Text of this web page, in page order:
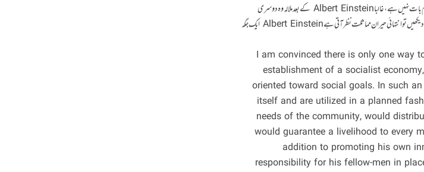
ملالہ یوسف زئی بلاشبہ عالمی سطح کی معروف شخصیت ہے کسی بھی خاتون کو کم عمری میں نوبیل پرائز ملنا کوئی عام بات نہیں ہے ، غالبا Albert Einstein کے بعد ملالہ وہ دوسری
سوشلسٹ ہے کہ جسے اس ایوارڈ سے نوازا گیا ہے اور اگرآپ ہر دو شخصیات کے نظریات اس حوالے سے دیکھیں تو انتہائی حیران مماثلت نظر آتی ہے Albert Einstein ایک جگہ
[english] “I am convinced there is only
establishment of a socialist
oriented toward social goals. In such
itself and are utilized in a planned
needs of the community, would
would guarantee a livelihood to every
addition to promoting his own
responsibility for his fellow-men in